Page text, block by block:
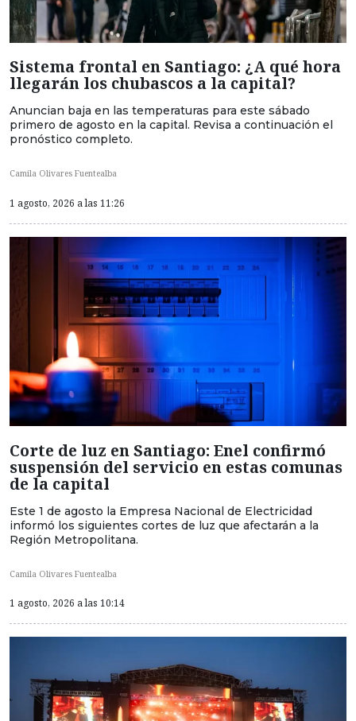
Sistema frontal en Santiago: ¿A qué hora
llegarán los chubascos a la capital?
Anuncian baja en las temperaturas para este sábado
primero de agosto en la capital. Revisa a continuación el
pronóstico completo.
Camila Olivares Fuentealba
1 agosto, 2026 a las 11:26
Corte de luz en Santiago: Enel confirmó
suspensión del servicio en estas comunas
de la capital
Este 1 de agosto la Empresa Nacional de Electricidad
informó los siguientes cortes de luz que afectarán a la
Región Metropolitana.
Camila Olivares Fuentealba
1 agosto, 2026 a las 10:14